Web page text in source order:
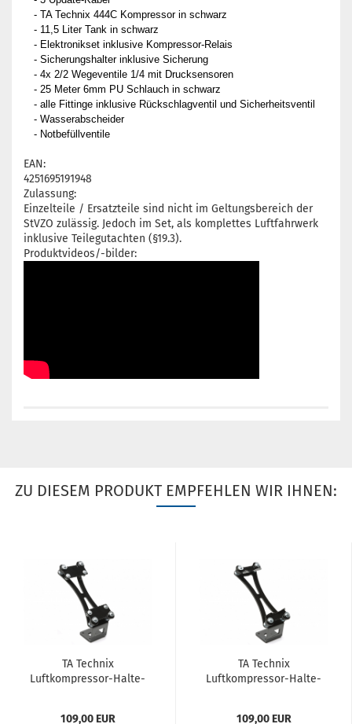
- TA Technix 444C Kompressor in schwarz
- 11,5 Liter Tank in schwarz
- Elektronikset inklusive Kompressor-Relais
- Sicherungshalter inklusive Sicherung
- 4x 2/2 Wegeventile 1/4 mit Drucksensoren
- 25 Meter 6mm PU Schlauch in schwarz
- alle Fittinge inklusive Rückschlagventil und Sicherheitsventil
- Wasserabscheider
- Notbefüllventile
EAN:
4251695191948
Zulassung:
Einzelteile / Ersatzteile sind nicht im Geltungsbereich der
StVZO zulässig. Jedoch im Set, als komplettes Luftfahrwerk
inklusive Teilegutachten (§19.3).
Produktvideos/-bilder:
ZU DIESEM PRODUKT EMPFEHLEN WIR IHNEN:
TA Tech­nix
Luftkompressor-​​Hal­te­
109,00 EUR
TA Tech­nix
Luftkompressor-​​Hal­te­
109,00 EUR